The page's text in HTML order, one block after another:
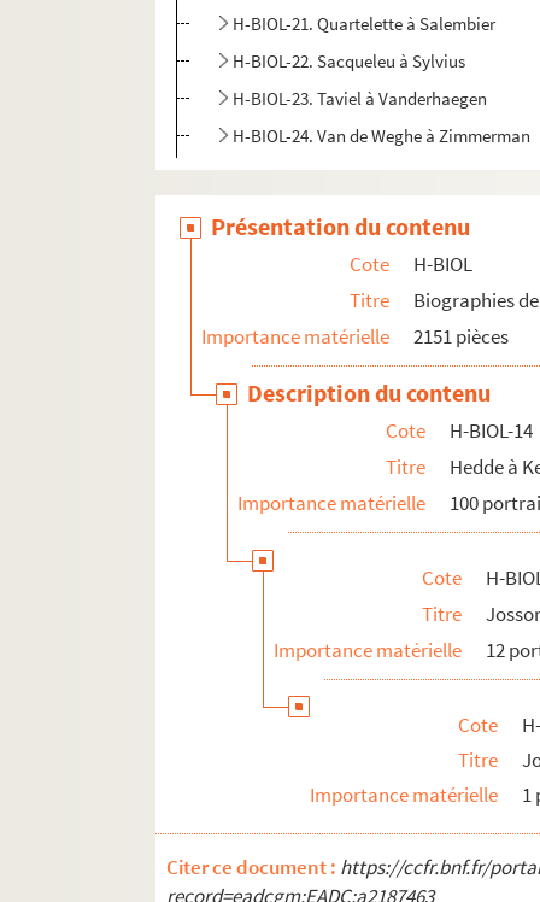
H-BIOL-21. Quartelette à Salembier
H-BIOL-22. Sacqueleu à Sylvius
H-BIOL-23. Taviel à Vanderhaegen
H-BIOL-24. Van de Weghe à Zimmerman
Présentation du contenu
Cote
H-BIOL
Titre
Biographies
Importance matérielle
2151 pièces
Description du contenu
Cote
H-BIOL-14
Titre
Hedde à
Importance matérielle
100
Cote
H-
Titre
Importance matérielle
12
Cote
Titre
Importance matérielle
1
Citer ce document : https://ccfr.bnf.fr/
record=eadcgm:EADC:a2187463